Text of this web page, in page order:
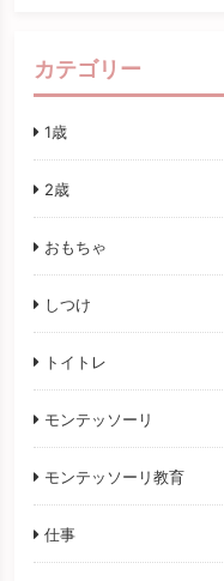
カテゴリー
1歳
2歳
おもちゃ
しつけ
トイトレ
モンテッソーリ
モンテッソーリ教育
仕事